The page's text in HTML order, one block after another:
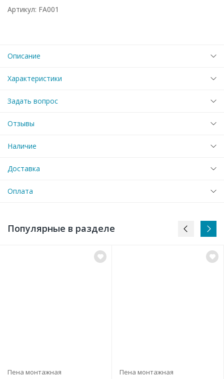
Артикул: FA001
Описание
Характеристики
Задать вопрос
Отзывы
Наличие
Доставка
Оплата
Популярные в разделе
Пена монтажная
Пена монтажная